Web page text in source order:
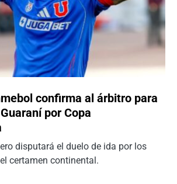
confirma al árbitro para
por Copa
disputará el duelo de ida por los
certamen continental.